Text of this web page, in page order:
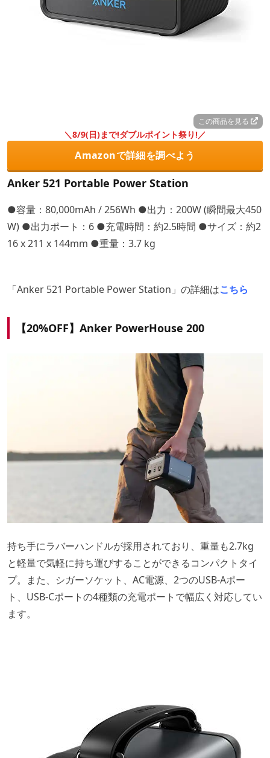
この商品を見る
＼8/9(日)まで!ダブルポイント祭り!／
Amazonで詳細を調べよう
Anker 521 Portable Power Station
●容量：80,000mAh / 256Wh ●出力：200W (瞬間最大450
W) ●出力ポート：6 ●充電時間：約2.5時間 ●サイズ：約2
16 x 211 x 144mm ●重量：3.7 kg
「Anker 521 Portable Power Station」の詳細はこちら
【20%OFF】Anker PowerHouse 200
持ち手にラバーハンドルが採用されており、重量も2.7kg
と軽量で気軽に持ち運びすることができるコンパクトタイ
プ。また、シガーソケット、AC電源、2つのUSB-Aポー
ト、USB-Cポートの4種類の充電ポートで幅広く対応してい
ます。